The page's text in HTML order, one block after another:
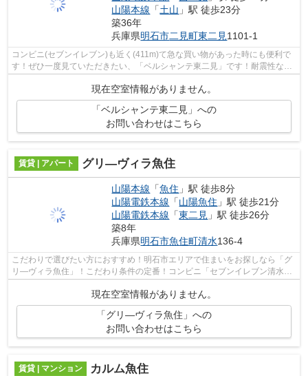
山陽本線 「土山 」駅 徒歩23分
築36年
兵庫県明石市二見町東二見1101-1
コンビニ(セブンイレブン)も近く(411m)て急な買い物があった時にも便利で
す！ぜひ一度見ていただきたい、「ベルシャンテ東二見」です！耐震性など
現在空室情報がありません。
「ベルシャンテ東二見」への
お問い合わせはこちら
賃貸 | アパート グリ―ヴィラ魚住
山陽本線 「魚住 」駅 徒歩8分
山陽電鉄本線 「山陽魚住 」駅 徒歩21分
山陽電鉄本線 「東二見 」駅 徒歩26分
築8年
兵庫県明石市魚住町清水136-4
こだわりで選びたい方におすすめ！明石市エリアで住まいをお探しなら「グ
リ―ヴィラ魚住」！こだわり条件の定番！コンビニ「セブンイレブン清水」
現在空室情報がありません。
「グリ―ヴィラ魚住」への
お問い合わせはこちら
賃貸 | マンション カルム魚住